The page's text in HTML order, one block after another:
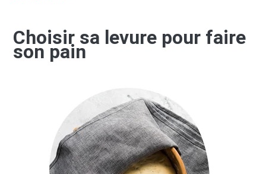
Choisir sa levure pour faire
son pain